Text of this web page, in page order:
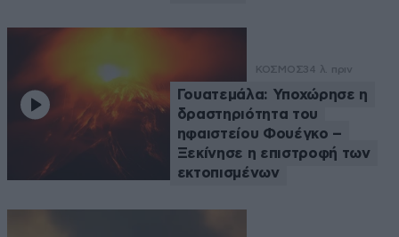
ΚΟΣΜΟΣ34 λ. πριν
Γουατεμάλα: Υποχώρησε η
δραστηριότητα του
ηφαιστείου Φουέγκο –
Ξεκίνησε η επιστροφή των
εκτοπισμένων